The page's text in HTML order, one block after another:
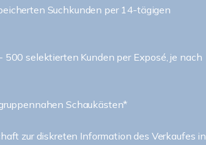
Suchkunden per 14-tägigen
selektierten Kunden per Exposé, je nach
Schaukästen*
zur diskreten Information des Verkaufes in